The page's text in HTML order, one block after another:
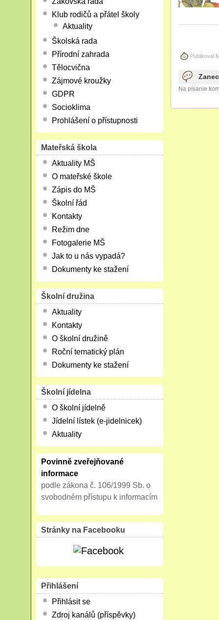
Publikoval
Na písanie
Klub rodičů a přátel školy
Aktuality
Školská rada
Přírodní zahrada
Tělocvična
Zájmové kroužky
GDPR
Socioklima
Prohlášení o přístupnosti
Mateřská škola
Aktuality MŠ
O mateřské škole
Zápis do MŠ
Školní řád
Kontakty
Režim dne
Fotogalerie MŠ
Jak to u nás vypadá?
Dokumenty ke stažení
Školní družina
Aktuality
Kontakty
O školní družině
Roční tematický plán
Dokumenty ke stažení
Školní jídelna
O školní jídelně
Jídelní lístek (e-jidelnicek)
Aktuality
Povinně zveřejňované
informace
podle zákona č. 106/1999 Sb. o
svobodném přístupu k informacím
Stránky na Facebooku
Přihlášení
Přihlásit se
Zdroj kanálů (příspěvky)